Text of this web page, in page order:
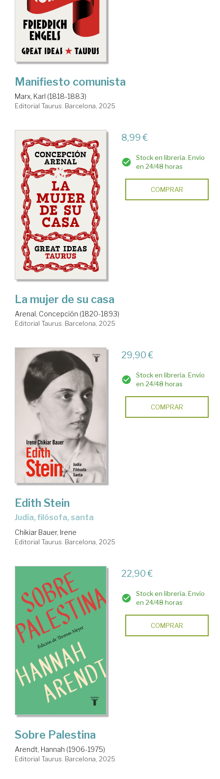
Manifiesto comunista
Marx, Karl (1818-1883)
Editorial Taurus. Barcelona, 2025
8,99 €
Stock en librería. Envío
en 24/48 horas
COMPRAR
La mujer de su casa
Arenal, Concepción (1820-1893)
Editorial Taurus. Barcelona, 2025
29,90 €
Stock en librería. Envío
en 24/48 horas
COMPRAR
Edith Stein
Judía, filósofa, santa
Chikiar Bauer, Irene
Editorial Taurus. Barcelona, 2025
22,90 €
Stock en librería. Envío
en 24/48 horas
COMPRAR
Sobre Palestina
Arendt, Hannah (1906-1975)
Editorial Taurus. Barcelona, 2025